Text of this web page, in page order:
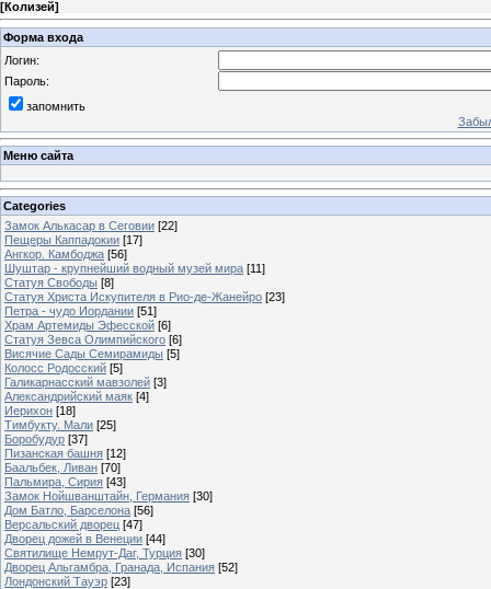
[Колизей]
Форма входа
Логин:
Пароль:
запомнить
Меню сайта
Categories
Замок Алькасар в Сеговии [22]
Пещеры Каппадокии [17]
Ангкор. Камбоджа [56]
Шуштар - крупнейший водный музей мира [11]
Статуя Свободы [8]
Статуя Христа Искупителя в Рио-де-Жанейро [23]
Петра - чудо Иордании [51]
Храм Артемиды Эфесской [6]
Статуя Зевса Олимпийского [6]
Висячие Сады Семирамиды [5]
Колосс Родосский [5]
Галикарнасский мавзолей [3]
Александрийский маяк [4]
Иерихон [18]
Тимбукту. Мали [25]
Боробудур [37]
Пизанская башня [12]
Баальбек, Ливан [70]
Пальмира, Сирия [43]
Замок Нойшванштайн, Германия [30]
Дом Батло, Барселона [56]
Версальский дворец [47]
Дворец дожей в Венеции [44]
Святилище Немрут-Даг, Турция [30]
Дворец Альгамбра, Гранада, Испания [52]
Лондонский Тауэр [23]